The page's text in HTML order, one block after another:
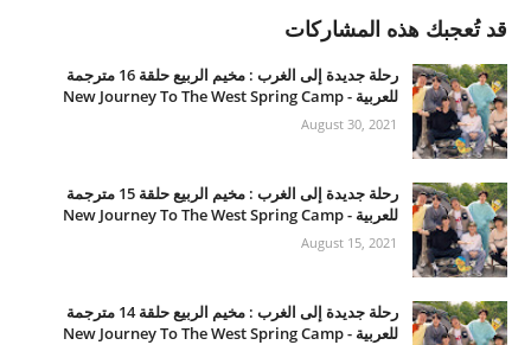
قد تُعجبك هذه المشاركات
رحلة جديدة إلى الغرب : مخيم الربيع حلقة 16 مترجمة
للعربية - New Journey To The West Spring Camp
August 30, 2021
رحلة جديدة إلى الغرب : مخيم الربيع حلقة 15 مترجمة
للعربية - New Journey To The West Spring Camp
August 15, 2021
رحلة جديدة إلى الغرب : مخيم الربيع حلقة 14 مترجمة
للعربية - New Journey To The West Spring Camp